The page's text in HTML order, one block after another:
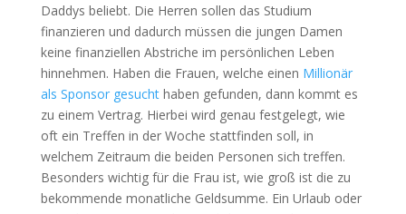
Daddys beliebt. Die Herren sollen das Studium
finanzieren und dadurch müssen die jungen Damen
keine finanziellen Abstriche im persönlichen Leben
hinnehmen. Haben die Frauen, welche einen Millionär
als Sponsor gesuchthaben gefunden, dann kommt es
zu einem Vertrag. Hierbei wird genau festgelegt, wie
oft ein Treffen in der Woche stattfinden soll, in
welchem Zeitraum die beiden Personen sich treffen.
Besonders wichtig für die Frau ist, wie groß ist die zu
bekommende monatliche Geldsumme. Ein Urlaub oder